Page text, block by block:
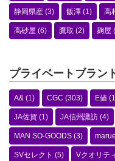
静岡県産 (3) 飯澤 (1) 高
高砂屋 (6) 鷹取 (2) 麹屋
プライベートブラン
A& (1) CGC (303) E値
JA佐賀 (1) JA信州諏訪 (4)
MAN SO-GOODS (3)
SVセレクト (5) Vクオリテ